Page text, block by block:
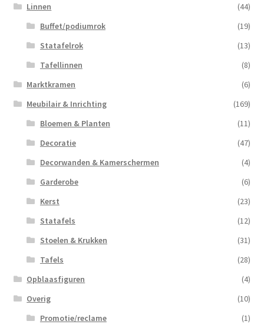
Linnen
(44)
Buffet/podiumrok
(19)
Statafelrok
(13)
Tafellinnen
(8)
Marktkramen
(6)
Meubilair & Inrichting
(169)
Bloemen & Planten
(11)
Decoratie
(47)
Decorwanden & Kamerschermen
(4)
Garderobe
(6)
Kerst
(23)
Statafels
(12)
Stoelen & Krukken
(31)
Tafels
(28)
Opblaasfiguren
(4)
Overig
(10)
Promotie/reclame
(1)